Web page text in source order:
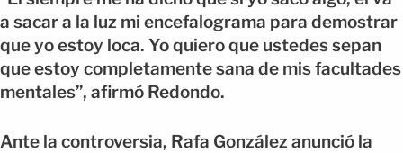
a sacar a la luz mi encefalograma para demostrar
que yo estoy loca. Yo quiero que ustedes sepan
que estoy completamente sana de mis facultades
mentales”, afirmó Redondo.
Ante la controversia, Rafa González anunció la